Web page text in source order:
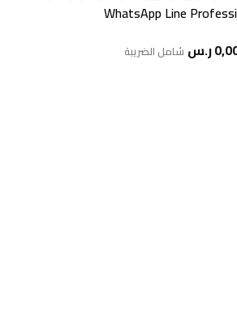
WhatsApp Line
ر.س شامل الضريبة